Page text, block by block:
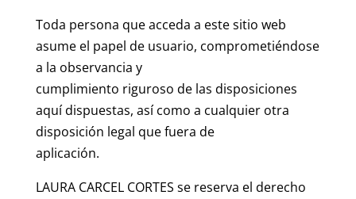
Toda persona que acceda a este sitio web
asume el papel de usuario, comprometiéndose
a la observancia y
cumplimiento riguroso de las disposiciones
aquí dispuestas, así como a cualquier otra
disposición legal que fuera de
aplicación.
LAURA CARCEL CORTES se reserva el derecho